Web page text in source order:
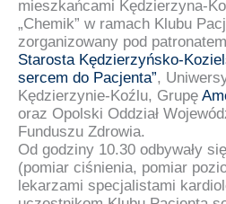
mieszkańcami Kędzierzyna-
„Chemik” w ramach Klubu
zorganizowany pod
Starosta Kędzierzyńsko-
sercem do Pacjenta”,
Kędzierzynie-Koźlu, Grupę
oraz Opolski Oddział
Funduszu Zdrowia.
Od godziny 10.30 odbywały
(pomiar ciśnienia, pomiar
lekarzami specjalistami